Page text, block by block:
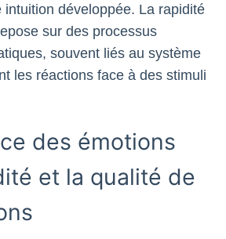
intuition développée. La rapidité
sur des processus
souvent liés au système
les réactions face à des stimuli
des émotions
et la qualité de